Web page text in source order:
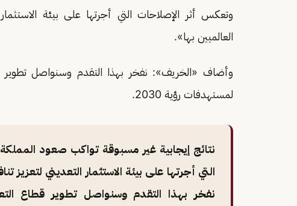
وتعكس أثر الإصلاحات التي أجرتها على بيئة
العالميين بها».
وأضاف «الخريف»: نفخر بهذا التقدم وسنواصل تطوير
لمستهدفات رؤية 2030.
نتائج إيجابية غير مسبوقة تواكب صعود
التي أجرتها على بيئة الاستثمار التعديني لتعزيز
نفخر بهذا التقدم وسنواصل تطوير قطاع